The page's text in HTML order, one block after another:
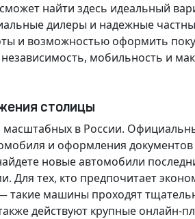
сможет найти здесь идеальный
дилеры и надежные
и возможностью оформить
мобильность и
столицы
в России.
и оформления
новые автомобили
тех, кто предпочитает
машины проходят
действуют крупные онлайн-